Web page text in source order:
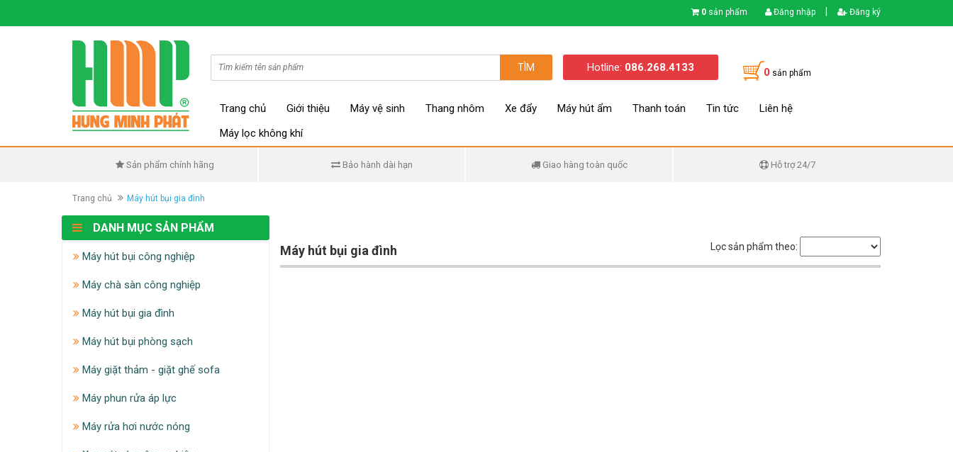
0 sản phẩm Đăng nhập Đăng ký
TÌM Hotline: 086.268.4133 0 sản phẩm
Trang chủ Giới thiệu Máy vệ sinh Thang nhôm Xe đẩy Máy hút ẩm Thanh toán Tin tức
Liên hệ
Máy lọc không khí
Sản phẩm chính hãng Bảo hành dài hạn Giao hàng toàn quốc Hỗ trợ 24/7
Trang chủ Máy hút bụi gia đình
DANH MỤC SẢN PHẨM
Máy hút bụi công nghiệp
Máy chà sàn công nghiệp
Máy hút bụi gia đình
Máy hút bụi phòng sạch
Máy giặt thảm - giặt ghế sofa
Máy phun rửa áp lực
Máy rửa hơi nước nóng
Máy hút bụi gia đình Lọc sản phẩm theo: